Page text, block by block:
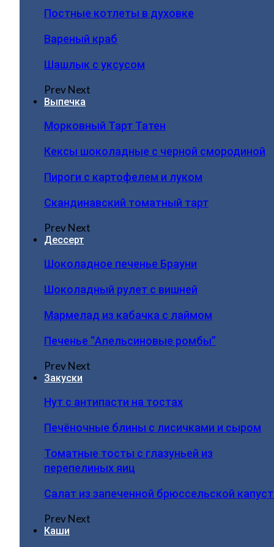
Постные котлеты в духовке
Вареный краб
Шашлык с уксусом
PrevNext
Выпечка
Морковный Тарт Татен
Кексы шоколадные с черной смородиной
Пироги c картофелем и луком
Скандинавский томатный тарт
PrevNext
Дессерт
Шоколадное печенье Брауни
Шоколадный рулет с вишней
Мармелад из кабачка с лаймом
Печенье “Апельсиновые ромбы”
PrevNext
Закуски
Нут с антипасти на тостах
Печёночные блины с лисичками и сыром
Томатные тосты с глазуньей из
перепелиных яиц
Салат из запеченной брюссельской
PrevNext
Каши